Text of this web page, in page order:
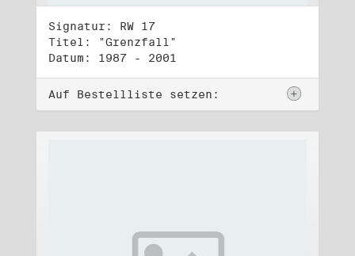
Signatur: RW 17
Titel: "Grenzfall"
Datum: 1987 - 2001
Auf Bestellliste setzen: